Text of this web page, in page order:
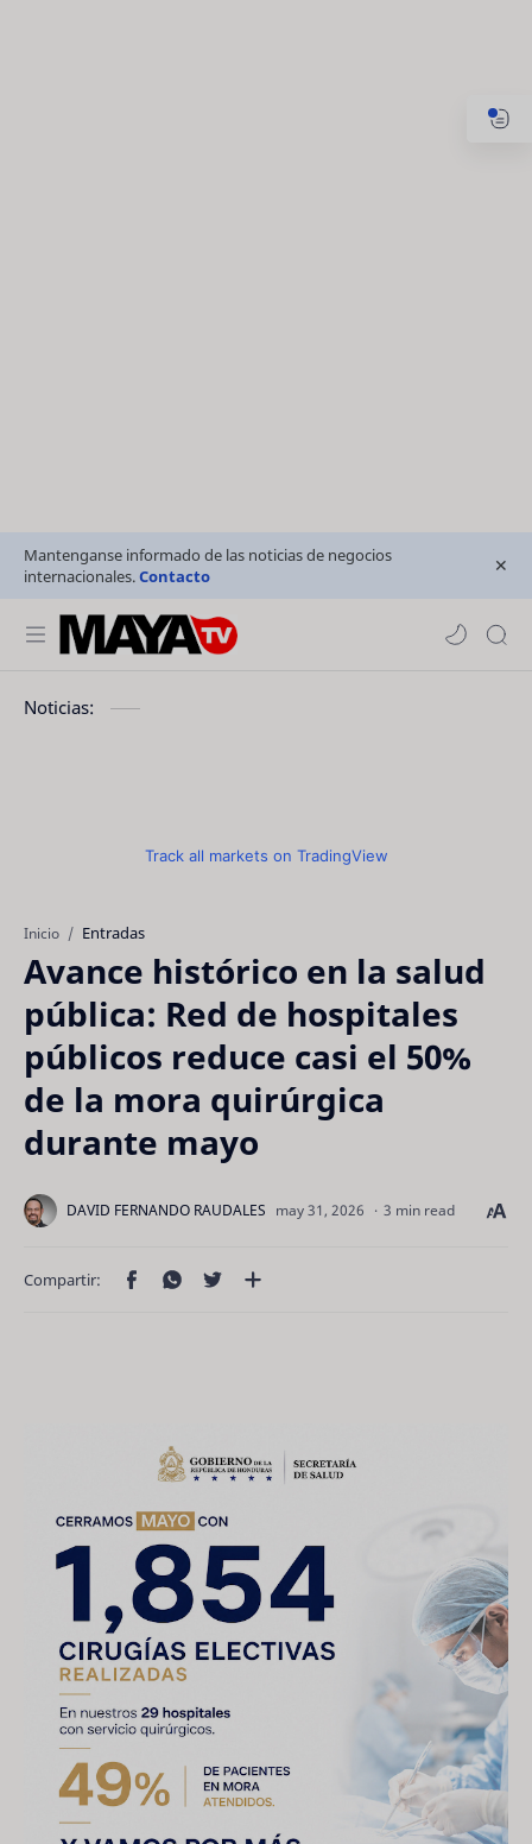
Mantenganse informado de las noticias de negocios
internacionales.Contacto
Noticias:
Track all markets on TradingView
Inicio Entradas
Avance histórico en la salud
pública: Red de hospitales
públicos reduce casi el 50%
de la mora quirúrgica
durante mayo
3 min read